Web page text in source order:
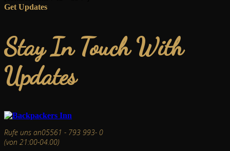
Get Updates
Stay In Touch With
Updates
Rufe uns an05561 - 793 993- 0
(von 21:00-04.00)